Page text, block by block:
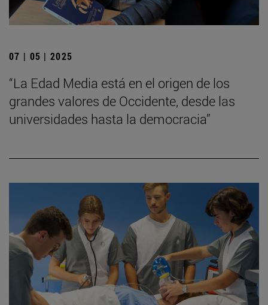
07 | 05 | 2025
“La Edad Media está en el origen de los
grandes valores de Occidente, desde las
universidades hasta la democracia”